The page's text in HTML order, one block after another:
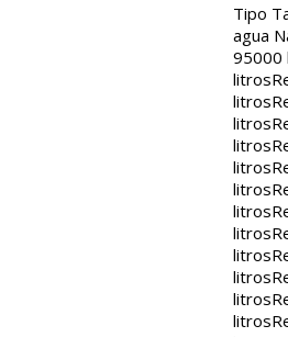
Tipo
agua
95000
litros
litros
litros
litros
litros
litros
litros
litros
litros
litros
litros
litros